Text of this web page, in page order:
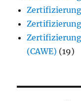
(CAWE) (19)